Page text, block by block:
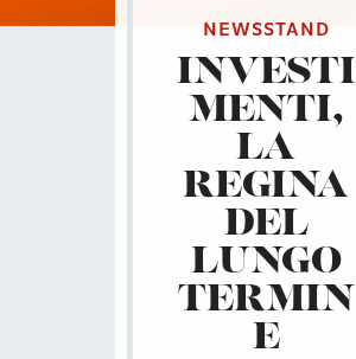
NEWSSTAND
INVESTI
MENTI,
LA
REGINA
DEL
LUNGO
TERMIN
E